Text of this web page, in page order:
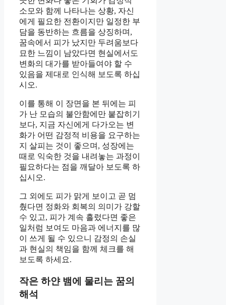
소모와 함께 나타나는 상황, 자신
에게 필요한 전환이지만 일정한 부
담을 동반하는 흐름을 상징하며,
꿈속에서 피가 났지만 두려움보다
묘한 느낌이 남았다면 현실에서도
변화의 대가를 받아들여야 할 수
있음을 제대로 인식해 보도록 하십
시오.
이를 통해 이 장면을 본 뒤에는 피
가 난 모습의 불안함에만 붙잡히기
보다, 지금 자신에게 다가오는 변
화가 어떤 감정적 비용을 요구하는
지 살피는 것이 좋으며, 성장에는
때로 익숙한 것을 내려놓는 과정이
필요하다는 점을 깨달아 보도록 하
십시오.
그 외에도 피가 맑게 보이고 곧 멈
췄다면 정화와 회복의 의미가 강할
수 있고, 피가 계속 흘렀다면 좋은
일처럼 보여도 마음과 에너지를 많
이 쓰게 될 수 있으니 감정의 손실
과 현실의 책임을 함께 체크를 해
보도록 하세요.
작은 하얀 뱀에 물리는 꿈의
해석